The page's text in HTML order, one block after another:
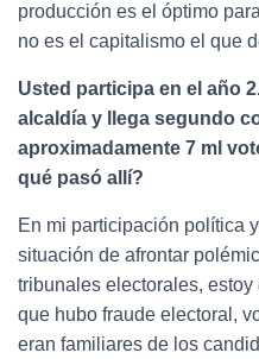
producción es el óptimo
no es el capitalismo el que
Usted participa en el año
alcaldía y llega segundo
aproximadamente 7 ml
qué pasó allí?
En mi participación política
situación de afrontar
tribunales electorales,
que hubo fraude electoral,
eran familiares de los